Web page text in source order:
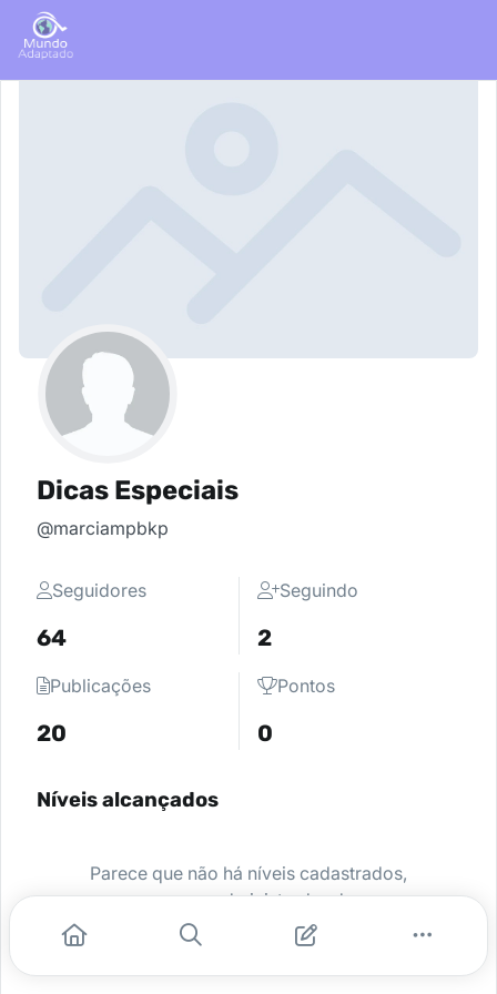
Dicas Especiais
@marciampbkp
Seguidores
64
Seguindo
2
Publicações
20
Pontos
0
Níveis alcançados
Parece que não há níveis cadastrados,
peça para o administrador da sua
comunidade ativar e comece a se